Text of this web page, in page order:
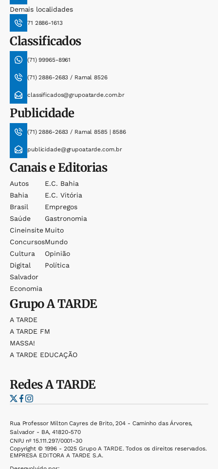
Demais localidades
71 2886-1613
Classificados
(71) 99965-8961
(71) 2886-2683 / Ramal 8526
classificados@grupoatarde.com.br
Publicidade
(71) 2886-2683 / Ramal 8585 | 8586
publicidade@grupoatarde.com.br
Canais e Editorias
Autos
Bahia
Brasil
Saúde
Cineinsite
Concursos
Cultura
Digital
Salvador
Economia
E.c. Bahia
E.c. Vitória
Empregos
Gastronomia
Muito
Mundo
Opinião
Política
GrupoA TARDE
A TARDE
A TARDE FM
MASSA!
A TARDE EDUCAÇÃO
RedesA TARDE
Rua Professor Milton Cayres de Brito, 204 - Caminho das Árvores,
Salvador - BA, 41820-570
CNPJ nº 15.111.297/0001-30
Copyright © 1996 - 2025 Grupo A TARDE. Todos os direitos reservados.
EMPRESA EDITORA A TARDE S.A.